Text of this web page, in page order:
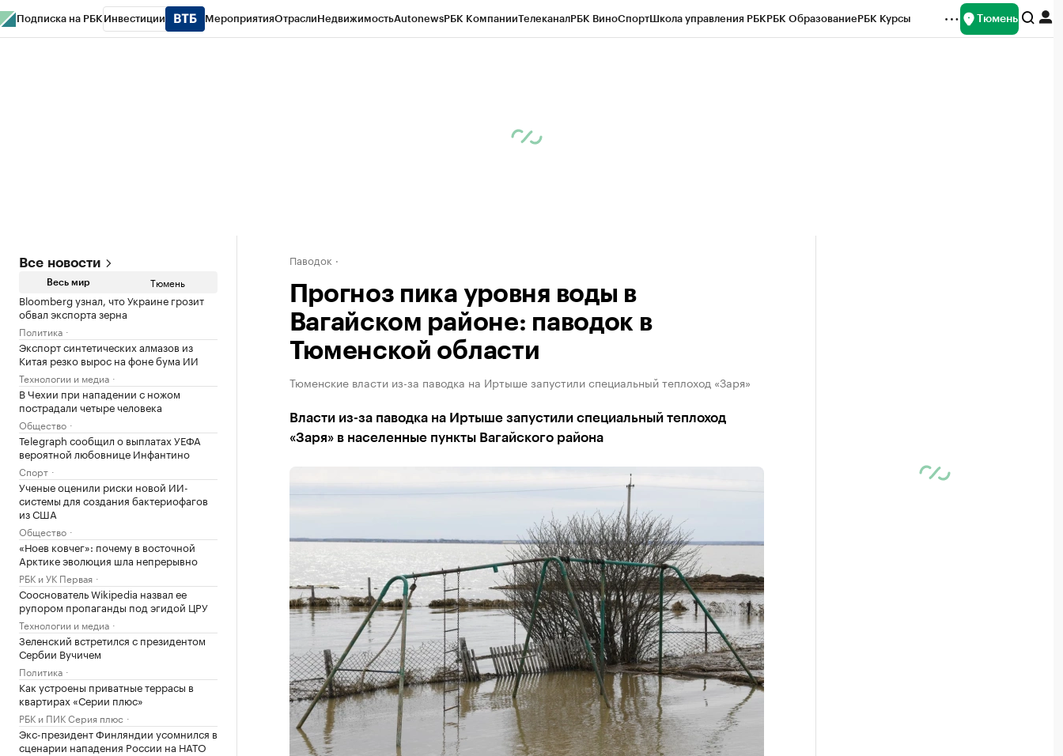
Подписка на РБК Инвестиции МероприятияОтраслиНедвижимостьAutonewsРБК КомпанииТелеканалРБК ВиноСпортШкола управления РБКРБК ОбразованиеРБК Курсы Тюмень
Все новости
Весь мир Тюмень
Bloomberg узнал, что Украине грозит
обвал экспорта зерна
Политика
Экспорт синтетических алмазов из
Китая резко вырос на фоне бума ИИ
Технологии и медиа
В Чехии при нападении с ножом
пострадали четыре человека
Общество
Telegraph сообщил о выплатах УЕФА
вероятной любовнице Инфантино
Спорт
Ученые оценили риски новой ИИ-
системы для создания бактериофагов
из США
Общество
«Ноев ковчег»: почему в восточной
Арктике эволюция шла непрерывно
РБК и УК Первая
Сооснователь Wikipedia назвал ее
рупором пропаганды под эгидой ЦРУ
Технологии и медиа
Зеленский встретился с президентом
Сербии Вучичем
Политика
Как устроены приватные террасы в
квартирах «Серии плюс»
РБК и ПИК Серия плюс
Экс-президент Финляндии усомнился в
сценарии нападения России на НАТО
Паводок
Прогноз пика уровня воды в
Вагайском районе: паводок в
Тюменской области
Тюменские власти из-за паводка на Иртыше запустили специальный теплоход «Заря»
Власти из-за паводка на Иртыше запустили специальный теплоход
«Заря» в населенные пункты Вагайского района